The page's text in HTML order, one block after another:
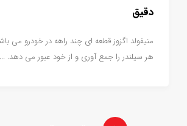
دقیق
منیفولد اگزوز قطعه ای چند راهه در خودرو می
هر سیلندر را جمع آوری و از خود عبور می دهد. ...